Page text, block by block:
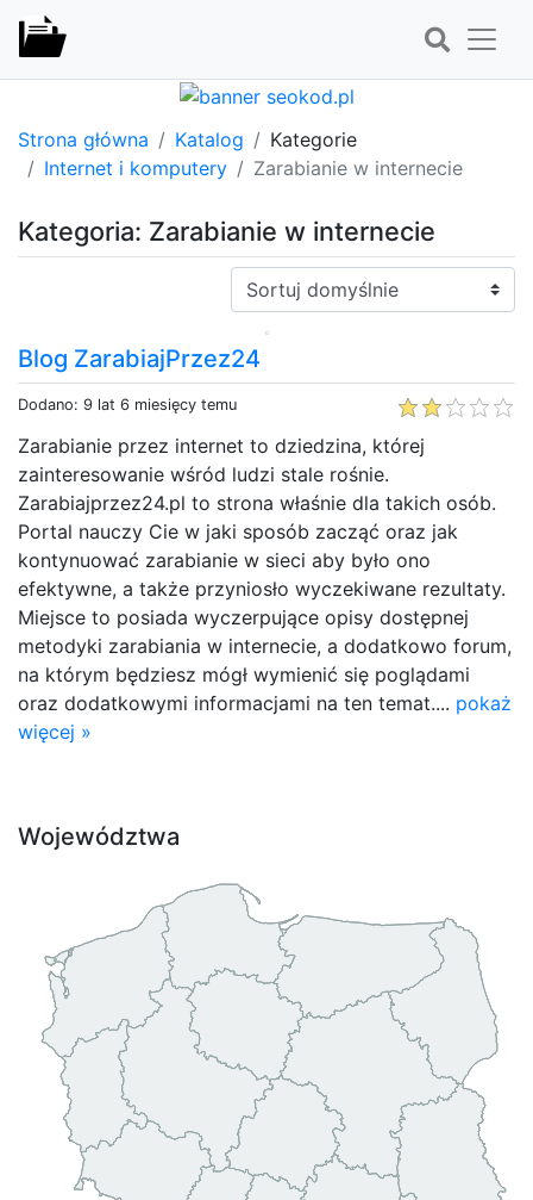
Strona główna Katalog
Kategorie
Internet i komputery
Zarabianie w internecie
Kategoria: Zarabianie w internecie
Sortuj:
Blog ZarabiajPrzez24
Dodano: 9 lat 6 miesięcy temu
Zarabianie przez internet to dziedzina, której
zainteresowanie wśród ludzi stale rośnie.
Zarabiajprzez24.pl to strona właśnie dla takich osób.
Portal nauczy Cie w jaki sposób zacząć oraz jak
kontynuować zarabianie w sieci aby było ono
efektywne, a także przyniosło wyczekiwane rezultaty.
Miejsce to posiada wyczerpujące opisy dostępnej
metodyki zarabiania w internecie, a dodatkowo forum,
na którym będziesz mógł wymienić się poglądami
oraz dodatkowymi informacjami na ten temat.... pokaż
więcej »
Województwa